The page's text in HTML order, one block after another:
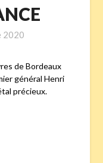
2020
de Bordeaux
général Henri
précieux.